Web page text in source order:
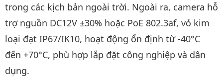
trong các kịch bản ngoài trời. Ngoài ra, camera hỗ
trợ nguồn DC12V ±30% hoặc PoE 802.3af, vỏ kim
loại đạt IP67/IK10, hoạt động ổn định từ -40°C
đến +70°C, phù hợp lắp đặt công nghiệp và dân
dụng.